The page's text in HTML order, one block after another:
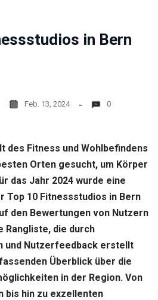
in Bern
Feb. 13, 2024 0
des Fitness und Wohlbefindens
Orten gesucht, um Körper
das Jahr 2024 wurde eine
Top 10 Fitnessstudios in Bern
den Bewertungen von Nutzern
Rangliste, die durch
und Nutzerfeedback erstellt
Überblick über die
in der Region. Von
bis hin zu exzellenten